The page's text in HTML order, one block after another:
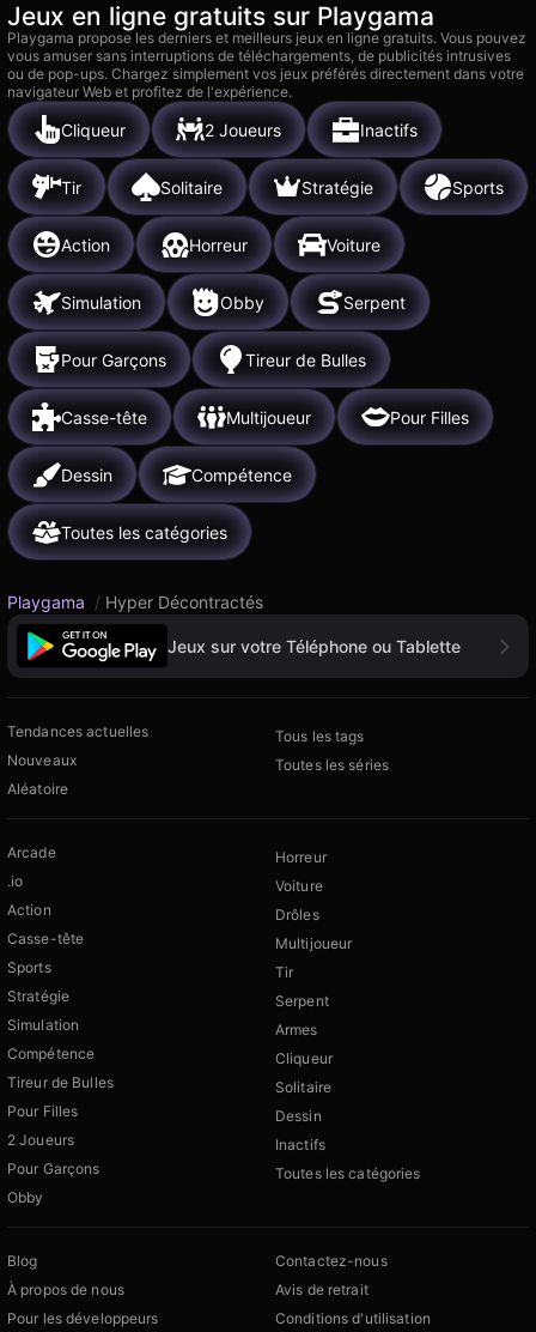
Jeux en ligne gratuits sur Playgama
Playgama propose les derniers et meilleurs jeux en ligne gratuits. Vous pouvez
vous amuser sans interruptions de téléchargements, de publicités intrusives
ou de pop-ups. Chargez simplement vos jeux préférés directement dans votre
navigateur Web et profitez de l'expérience.
Cliqueur 2 Joueurs Inactifs
Tir Solitaire Stratégie Sports
Action Horreur Voiture
Simulation Obby Serpent
Pour Garçons Tireur de Bulles
Casse-tête Multijoueur Pour Filles
Dessin Compétence
Toutes les catégories
Playgama / Hyper Décontractés
Jeux sur votre Téléphone ou Tablette
Tendances actuelles
Nouveaux
Aléatoire
Tous les tags
Toutes les séries
Arcade
.io
Action
Casse-tête
Sports
Stratégie
Simulation
Compétence
Tireur de Bulles
Pour Filles
2 Joueurs
Pour Garçons
Obby
Horreur
Voiture
Drôles
Multijoueur
Tir
Serpent
Armes
Cliqueur
Solitaire
Dessin
Inactifs
Toutes les catégories
Blog
À propos de nous
Pour les développeurs
Contactez-nous
Avis de retrait
Conditions d'utilisation